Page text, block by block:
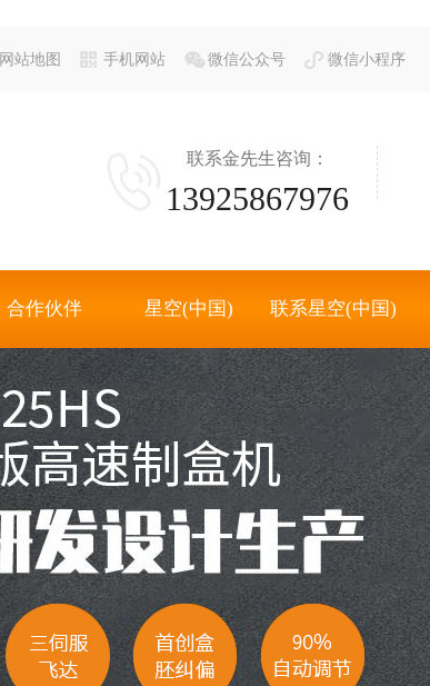
网站地图 手机网站 微信公众号 微信小程序
联系金先生咨询：
13925867976
合作伙伴 星空(中国) 联系星空(中国)